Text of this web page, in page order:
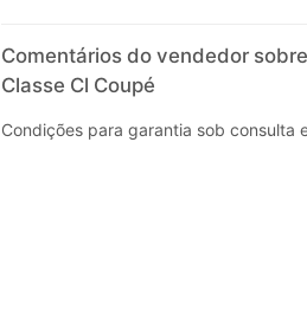
Comentários do vendedor
Classe Cl Coupé
Condições para garantia sob consulta